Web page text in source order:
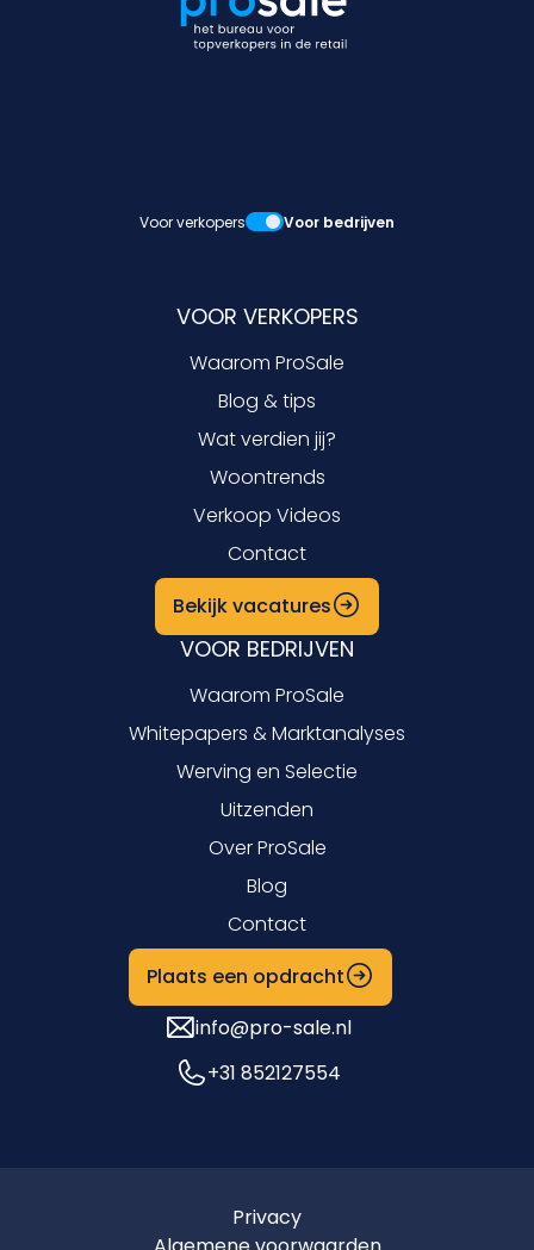
Voor verkopers Voor bedrijven
VOOR VERKOPERS
Waarom ProSale
Blog & tips
Wat verdien jij?
Woontrends
Verkoop Videos
Contact
Bekijk vacatures
VOOR BEDRIJVEN
Waarom ProSale
Whitepapers & Marktanalyses
Werving en Selectie
Uitzenden
Over ProSale
Blog
Contact
Plaats een opdracht
info@pro-sale.nl
+31 852127554
Privacy